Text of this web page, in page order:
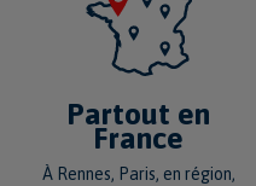
Partout en
France
À Rennes, Paris, en région,